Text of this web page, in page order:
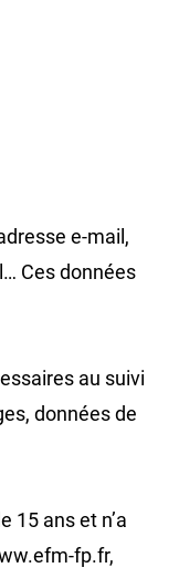
e-mail,
Ces données
au suivi
données de
15 ans et n’a
fp.fr,